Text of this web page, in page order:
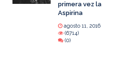
primera vez la
Aspirina
agosto 11, 2016
(6714)
(0)